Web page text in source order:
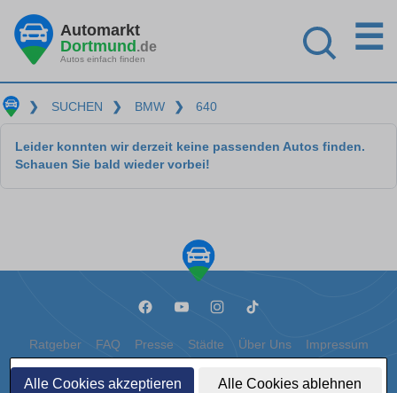
Alle Cookies akzeptieren Alle Cookies ablehnen
Automarkt
Dortmund.de
Autos einfach finden
☰
❯ SUCHEN ❯ BMW ❯ 640
Leider konnten wir derzeit keine passenden Autos finden.
Schauen Sie bald wieder vorbei!
Ratgeber FAQ Presse Städte Über Uns Impressum
Datenschutz Cookies